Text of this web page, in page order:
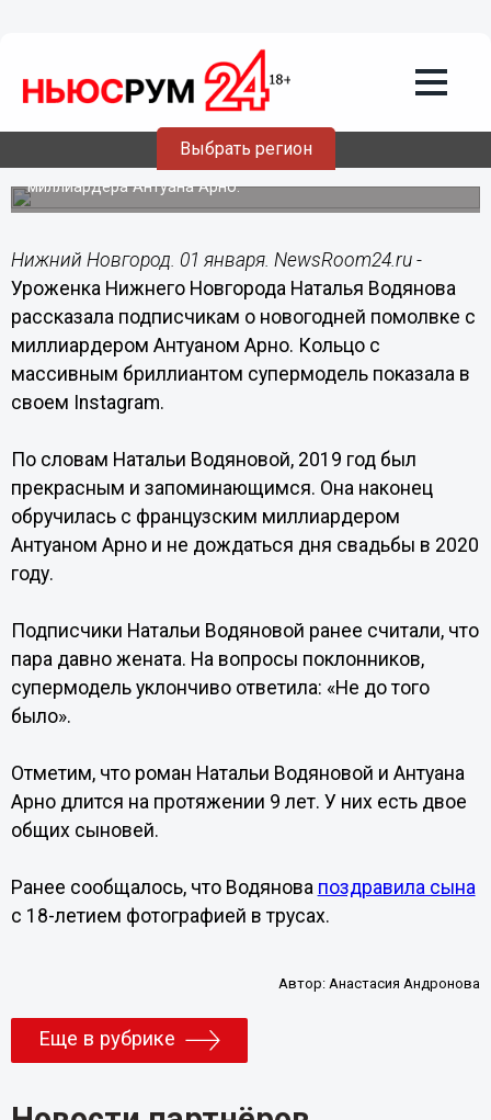
Выбрать регион
01.01.202020:27
Водянова сообщила о своей
свадьбе-2020 в Instagram
Супермодель выходит замуж за французского
миллиардера Антуана Арно.
Нижний Новгород. 01 января. NewsRoom24.ru -
Уроженка Нижнего Новгорода Наталья Водянова
рассказала подписчикам о новогодней помолвке с
миллиардером Антуаном Арно. Кольцо с
массивным бриллиантом супермодель показала в
своем Instagram.
По словам Натальи Водяновой, 2019 год был
прекрасным и запоминающимся. Она наконец
обручилась с французским миллиардером
Антуаном Арно и не дождаться дня свадьбы в 2020
году.
Подписчики Натальи Водяновой ранее считали, что
пара давно жената. На вопросы поклонников,
супермодель уклончиво ответила: «Не до того
было».
Отметим, что роман Натальи Водяновой и Антуана
Арно длится на протяжении 9 лет. У них есть двое
общих сыновей.
Ранее сообщалось, что Водянова поздравила сына
с 18-летием фотографией в трусах.
Автор:Анастасия Андронова
Еще в рубрике